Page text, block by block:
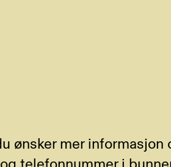
ønsker mer informasjon